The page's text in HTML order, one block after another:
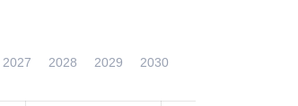
2027 2028 2029 2030